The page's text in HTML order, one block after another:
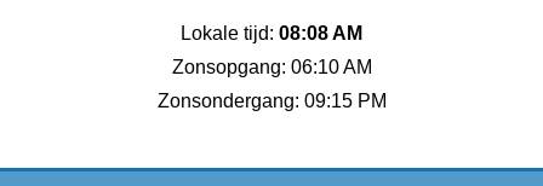
Lokale tijd: 08:08 AM
Zonsopgang: 06:10 AM
Zonsondergang: 09:15 PM